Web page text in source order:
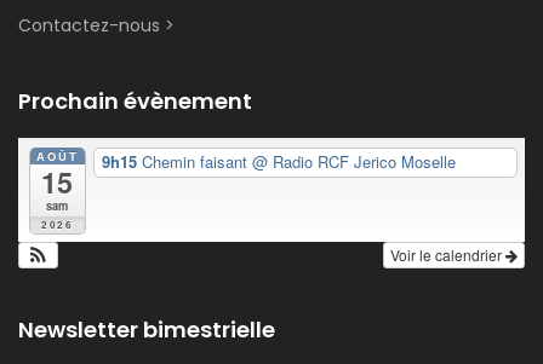
Contactez-nous >
Prochain évènement
AOÛT
15
sam
2026
9h15 Chemin faisant @ Radio RCF Jerico Moselle
Voir le calendrier
Newsletter bimestrielle